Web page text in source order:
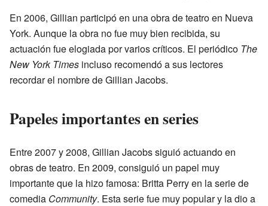
En 2006, Gillian participó en una obra de teatro en Nueva
York. Aunque la obra no fue muy bien recibida, su
actuación fue elogiada por varios críticos. El periódico The
New York Times incluso recomendó a sus lectores
recordar el nombre de Gillian Jacobs.
Papeles importantes en series
Entre 2007 y 2008, Gillian Jacobs siguió actuando en
obras de teatro. En 2009, consiguió un papel muy
importante que la hizo famosa: Britta Perry en la serie de
comedia Community. Esta serie fue muy popular y la dio a